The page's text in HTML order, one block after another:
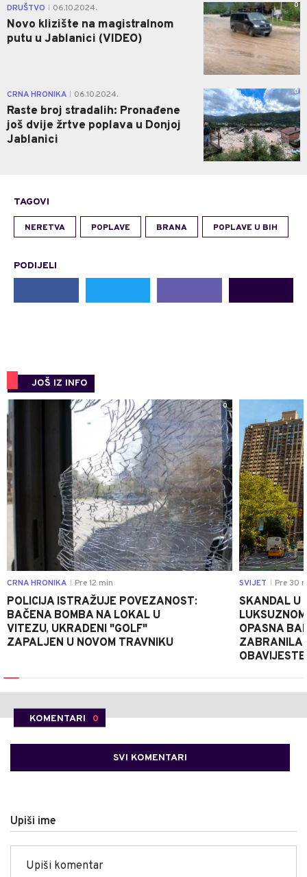
DRUŠTVO 06.10.2024.
Novo klizište na magistralnom
putu u Jablanici (VIDEO)
0
CRNA HRONIKA 06.10.2024.
Raste broj stradalih: Pronađene
još dvije žrtve poplava u Donjoj
Jablanici
0
TAGOVI
NERETVA POPLAVE BRANA POPLAVE U BIH
PODIJELI
JOŠ IZ INFO
0
CRNA HRONIKA Pre 12 min
POLICIJA ISTRAŽUJE POVEZANOST:
BAČENA BOMBA NA LOKAL U
VITEZU, UKRADENI "GOLF"
ZAPALJEN U NOVOM TRAVNIKU
SVIJET Pre 30
SKANDAL U
OPASNA
ZABRANILA
KOMENTARI 0
SVI KOMENTARI
Upiši ime